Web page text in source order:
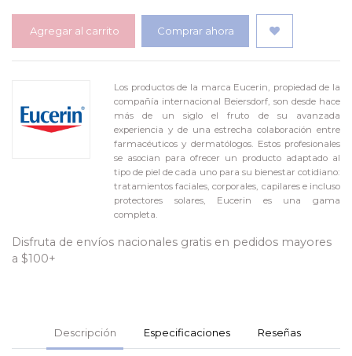
Agregar al carrito Comprar ahora
Los productos de la marca Eucerin, propiedad de la
compañía internacional Beiersdorf, son desde hace
más de un siglo el fruto de su avanzada
experiencia y de una estrecha colaboración entre
farmacéuticos y dermatólogos. Estos profesionales
se asocian para ofrecer un producto adaptado al
tipo de piel de cada uno para su bienestar cotidiano:
tratamientos faciales, corporales, capilares e incluso
protectores solares, Eucerin es una gama
completa.
Disfruta de envíos nacionales gratis en pedidos mayores
a $100+
Descripción Especificaciones Reseñas